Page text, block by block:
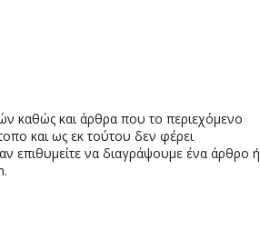
καθώς και άρθρα που το περιεχόμενο
και ως εκ τούτου δεν φέρει
επιθυμείτε να διαγράψουμε ένα άρθρο ή